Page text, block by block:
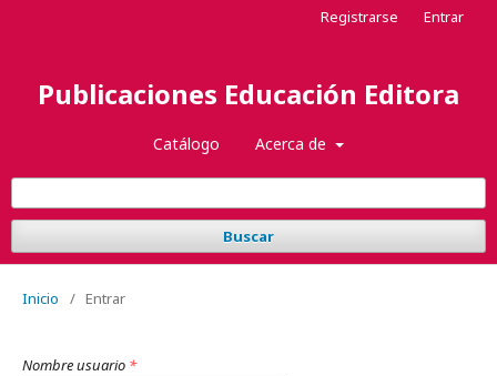
Publicaciones Educación Editora
Catálogo Acerca de
Buscar
Registrarse Entrar
Inicio / Entrar
Nombre usuario *